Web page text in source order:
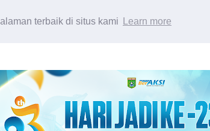
terbaik di situs kami Learn more